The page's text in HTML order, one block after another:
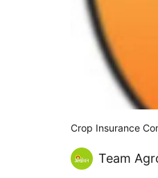
Crop Insurance
Team